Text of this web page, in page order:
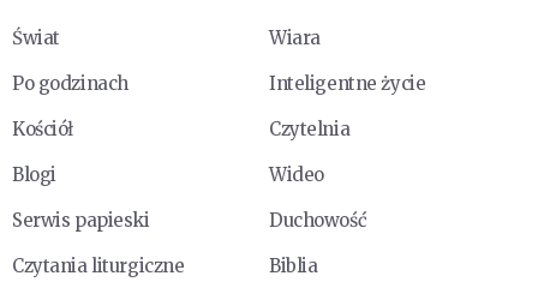
Świat
Wiara
Po godzinach
Inteligentne życie
Kościół
Czytelnia
Blogi
Wideo
Serwis papieski
Duchowość
Czytania liturgiczne
Biblia